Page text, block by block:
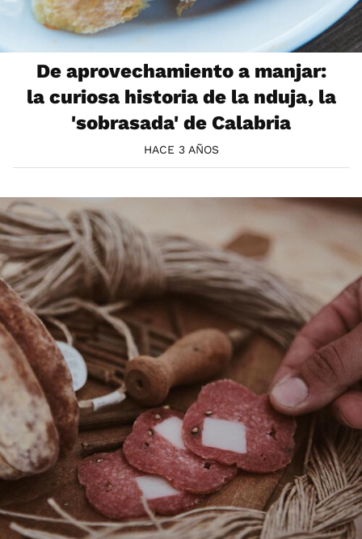
De aprovechamiento a manjar:
la curiosa historia de la nduja, la
'sobrasada' de Calabria
HACE 3 AÑOS